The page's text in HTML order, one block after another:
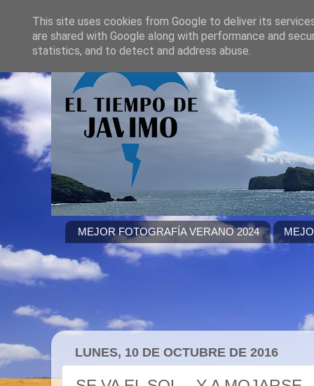
MEJOR FOTOGRAFÍA VERANO 2024
LUNES, 10 DE OCTUBRE DE 2016
This site uses cookies from Google to deliver its
are shared with Google along with performance and
statistics, and to detect and address abuse.